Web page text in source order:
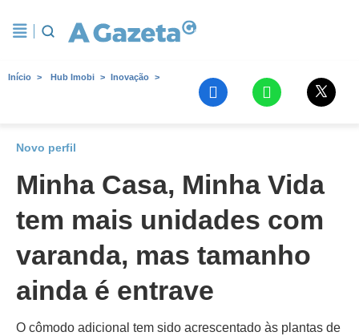
Início Hub Imobi Inovação
Novo perfil
Minha Casa, Minha Vida
tem mais unidades com
varanda, mas tamanho
ainda é entrave
O cômodo adicional tem sido acrescentado às plantas de